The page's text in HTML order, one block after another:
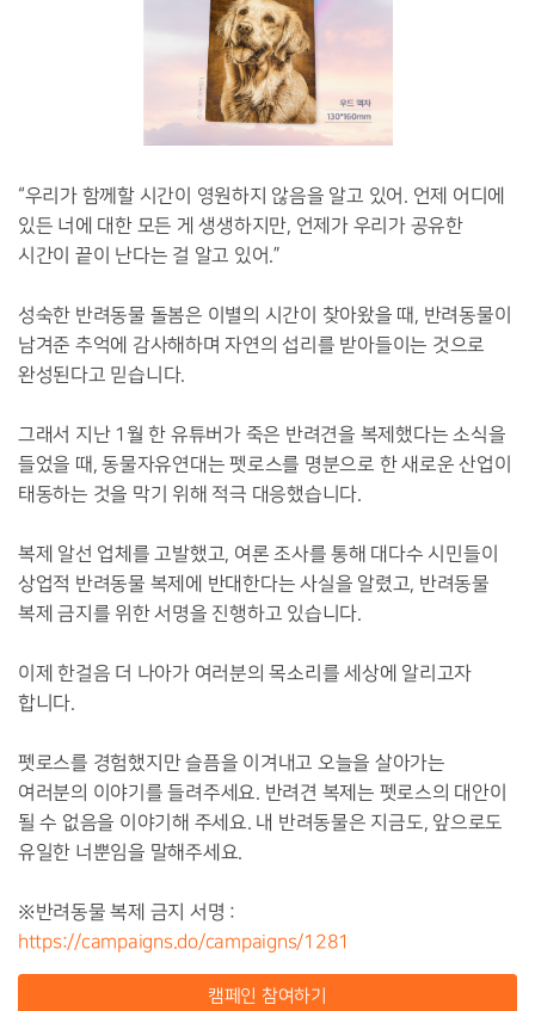
“우리가 함께할 시간이 영원하지 않음을 알고 있어. 언제 어디에
있든 너에 대한 모든 게 생생하지만, 언제가 우리가 공유한
시간이 끝이 난다는 걸 알고 있어.”
성숙한 반려동물 돌봄은 이별의 시간이 찾아왔을 때, 반려동물이
남겨준 추억에 감사해하며 자연의 섭리를 받아들이는 것으로
완성된다고 믿습니다.
그래서 지난 1월 한 유튜버가 죽은 반려견을 복제했다는 소식을
들었을 때, 동물자유연대는 펫로스를 명분으로 한 새로운 산업이
태동하는 것을 막기 위해 적극 대응했습니다.
복제 알선 업체를 고발했고, 여론 조사를 통해 대다수 시민들이
상업적 반려동물 복제에 반대한다는 사실을 알렸고, 반려동물
복제 금지를 위한 서명을 진행하고 있습니다.
이제 한걸음 더 나아가 여러분의 목소리를 세상에 알리고자
합니다.
펫로스를 경험했지만 슬픔을 이겨내고 오늘을 살아가는
여러분의 이야기를 들려주세요. 반려견 복제는 펫로스의 대안이
될 수 없음을 이야기해 주세요. 내 반려동물은 지금도, 앞으로도
유일한 너뿐임을 말해주세요.
※반려동물 복제 금지 서명 :
https://campaigns.do/campaigns/1281
캠페인 참여하기